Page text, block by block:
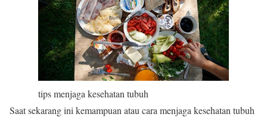
tips menjaga kesehatan tubuh
Saat sekarang ini kemampuan atau cara menjaga kesehatan tubuh